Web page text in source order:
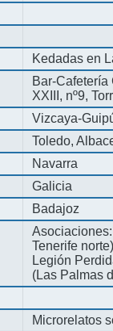
Kedadas en
Bar-
XXIII, nº9,
Vizcaya-
Toledo,
Navarra
Galicia
Badajoz
Tenerife
Legión
(Las Palmas
Microrelatos